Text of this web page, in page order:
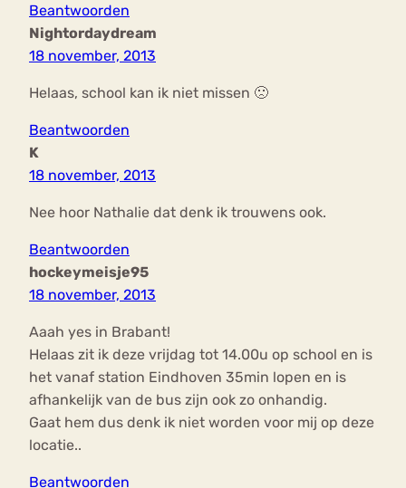
Beantwoorden
Nightordaydream
18 november, 2013
Helaas, school kan ik niet missen 🙁
Beantwoorden
K
18 november, 2013
Nee hoor Nathalie dat denk ik trouwens ook.
Beantwoorden
hockeymeisje95
18 november, 2013
Aaah yes in Brabant!
Helaas zit ik deze vrijdag tot 14.00u op school en is
het vanaf station Eindhoven 35min lopen en is
afhankelijk van de bus zijn ook zo onhandig.
Gaat hem dus denk ik niet worden voor mij op deze
locatie..
Beantwoorden